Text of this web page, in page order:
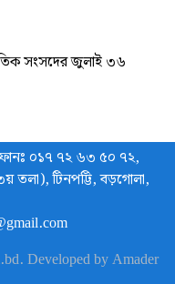
সংসদের জুলাই ৩৬
০১৭ ৭২ ৬৩ ৫০ ৭২,
তলা), টিনপট্টি, বড়গোলা,
Developed by Amader